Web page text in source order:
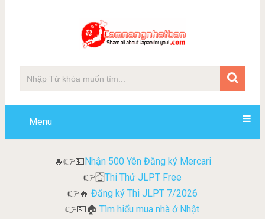
Menu
🔥👉💵Nhận 500 Yên Đăng ký Mercari
👉🈴Thi Thử JLPT Free
👉🔥 Đăng ký Thi JLPT 7/2026
👉💵🏠Tìm hiểu mua nhà ở Nhật